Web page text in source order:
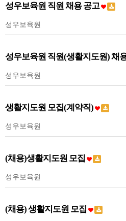
성우보육원 직원 채용 공고
성우보육원
성우보육원 직원(생활지도원) 채
성우보육원
생활지도원 모집(계약직)
성우보육원
(채용)생활지도원 모집
성우보육원
(채용) 생활지도원 모집